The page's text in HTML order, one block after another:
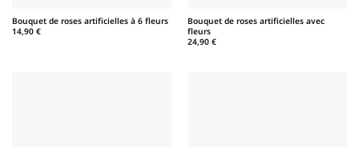
Bouquet de roses artificielles à 6 fleurs
14,90 €
Bouquet de roses artificielles avec
fleurs
24,90 €